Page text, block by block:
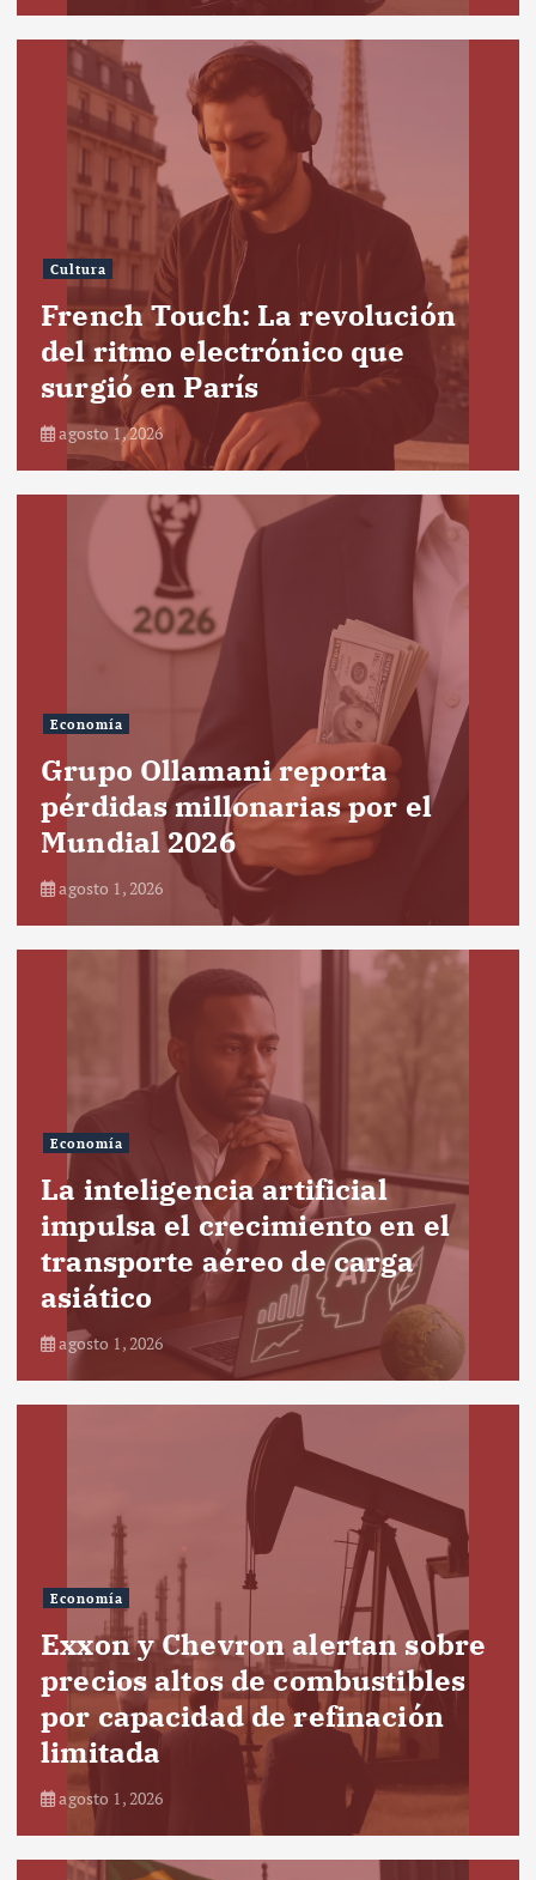
Cultura
French Touch: La revolución
del ritmo electrónico que
surgió en París
agosto 1, 2026
Economía
Grupo Ollamani reporta
pérdidas millonarias por el
Mundial 2026
agosto 1, 2026
Economía
La inteligencia artificial
impulsa el crecimiento en el
transporte aéreo de carga
asiático
agosto 1, 2026
Economía
Exxon y Chevron alertan sobre
precios altos de combustibles
por capacidad de refinación
limitada
agosto 1, 2026